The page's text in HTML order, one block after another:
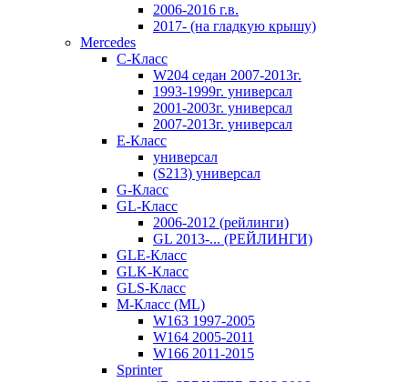
2006-2016 г.в.
2017- (на гладкую крышу)
Mercedes
C-Класс
W204 седан 2007-2013г.
1993-1999г. универсал
2001-2003г. универсал
2007-2013г. универсал
E-Класс
универсал
(S213) универсал
G-Класс
GL-Класс
2006-2012 (рейлинги)
GL 2013-... (РЕЙЛИНГИ)
GLE-Класс
GLK-Класс
GLS-Класс
M-Класс (ML)
W163 1997-2005
W164 2005-2011
W166 2011-2015
Sprinter